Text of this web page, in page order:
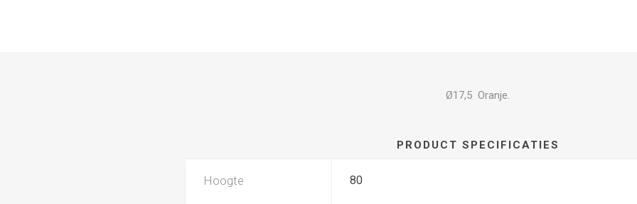
Ø17,5 Oranje.
PRODUCT SPECIFICATIES
Hoogte 80